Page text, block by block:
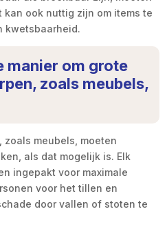
ook nuttig zijn om items te
kwetsbaarheid.
manier om grote
zoals meubels,
zoals meubels, moeten
als dat mogelijk is. Elk
ingepakt voor maximale
voor het tillen en
door vallen of stoten te